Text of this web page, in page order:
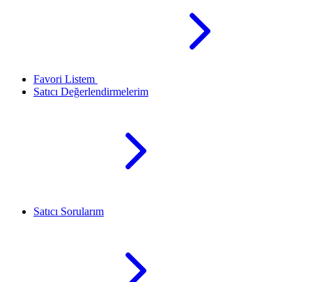
Favori Listem
Satıcı Değerlendirmelerim
Satıcı Sorularım